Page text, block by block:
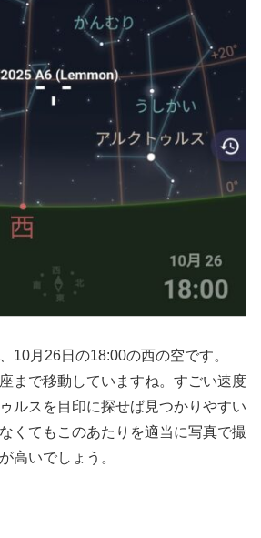
10月26日の18:00の西の空です。
まで移動していますね。すごい速度
ルスを目印に探せば見つかりやすい
くてもこのあたりを適当に写真で撮
高いでしょう。